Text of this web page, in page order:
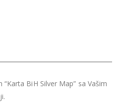
BiH Silver Map” sa Vašim